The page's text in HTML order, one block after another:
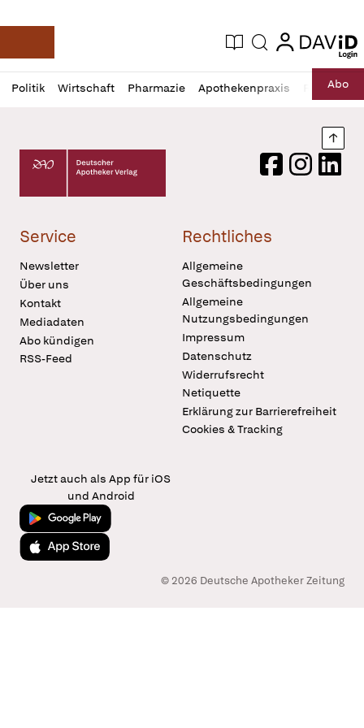
Deutsche Apotheker Zeitung
Aktuelle Ausgabe
Suche login
login
Politik Wirtschaft Pharmazie Apothekenpraxis RechtAbo
Profil
öffnen
Daz
Pur
Deutscher Apotheker Verlag Logo
FacebookInstagram
Service
Newsletter
Über uns
Kontakt
Mediadaten
Abo kündigen
RSS-Feed
Rechtliches
Allgemeine
Geschäftsbedingungen
Allgemeine
Nutzungsbedingungen
Impressum
Datenschutz
Widerrufsrecht
Netiquette
Erklärung zur Barrierefreiheit
Cookies & Tracking
Jetzt auch als App für iOS
und Android
Jetzt bei Google Play
Laden im App Store
© 2026 Deutsche Apotheker Zeitung